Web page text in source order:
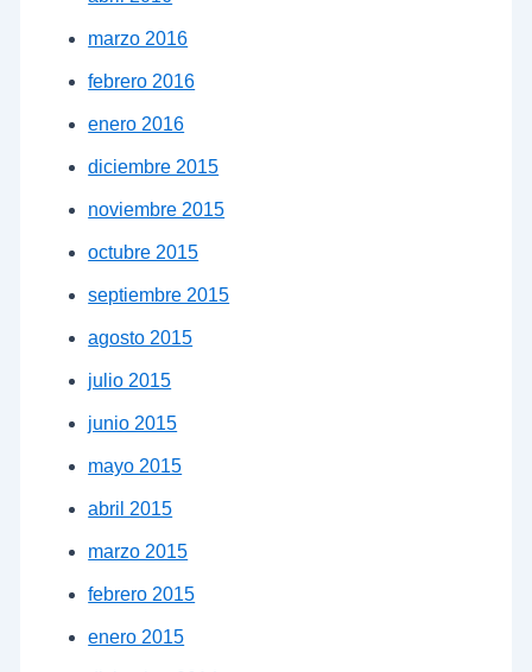
marzo 2016
febrero 2016
enero 2016
diciembre 2015
noviembre 2015
octubre 2015
septiembre 2015
agosto 2015
julio 2015
junio 2015
mayo 2015
abril 2015
marzo 2015
febrero 2015
enero 2015